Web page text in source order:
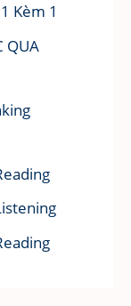
Kèm 1
QUA